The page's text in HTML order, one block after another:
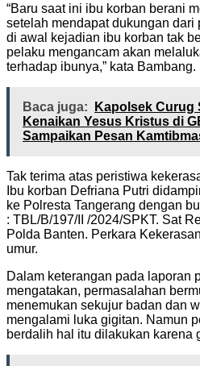
“Baru saat ini ibu korban berani
setelah mendapat dukungan dari
di awal kejadian ibu korban tak
pelaku mengancam akan
terhadap ibunya,” kata Bambang.
Baca juga:
Kapolsek Curug
Kenaikan Yesus Kristus di
Sampaikan Pesan
Tak terima atas peristiwa
Ibu korban Defriana Putri
ke Polresta Tangerang dengan
: TBL/B/197/II /2024/SPKT. Sat
Polda Banten. Perkara
umur.
Dalam keterangan pada laporan
mengatakan, permasalahan
menemukan sekujur badan dan
mengalami luka gigitan. Namun
berdalih hal itu dilakukan karena